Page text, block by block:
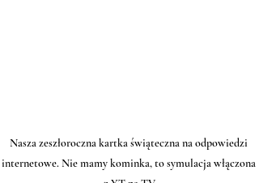
Nasza zeszłoroczna kartka świąteczna na odpowiedzi
internetowe. Nie mamy kominka, to symulacja włączona